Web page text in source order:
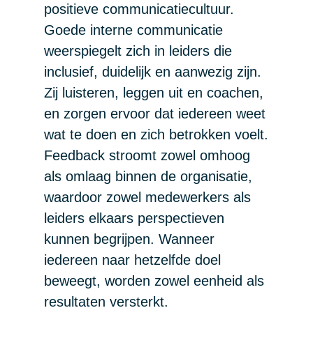
positieve communicatiecultuur.
Goede interne communicatie
weerspiegelt zich in leiders die
inclusief, duidelijk en aanwezig zijn.
Zij luisteren, leggen uit en coachen,
en zorgen ervoor dat iedereen weet
wat te doen en zich betrokken voelt.
Feedback stroomt zowel omhoog
als omlaag binnen de organisatie,
waardoor zowel medewerkers als
leiders elkaars perspectieven
kunnen begrijpen. Wanneer
iedereen naar hetzelfde doel
beweegt, worden zowel eenheid als
resultaten versterkt.